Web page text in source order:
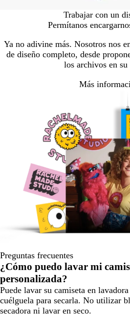
Trabajar con un
Permítanos
Ya no adivine más. Nosotros nos
de diseño completo, desde
los archivos en su
Más
Preguntas frecuentes
¿Cómo puedo lavar mi
personalizada?
Puede lavar su camiseta en
cuélguela para secarla. No utilizar
secadora ni lavar en seco.